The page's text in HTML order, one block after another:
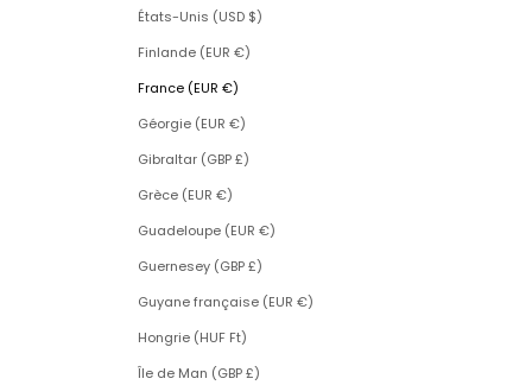
États-Unis (USD $)
Finlande (EUR €)
France (EUR €)
Géorgie (EUR €)
Gibraltar (GBP £)
Grèce (EUR €)
Guadeloupe (EUR €)
Guernesey (GBP £)
Guyane française (EUR €)
Hongrie (HUF Ft)
Île de Man (GBP £)